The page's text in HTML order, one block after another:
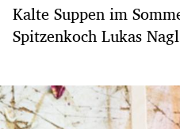
Kalte Suppen im
Spitzenkoch Lukas Nagl